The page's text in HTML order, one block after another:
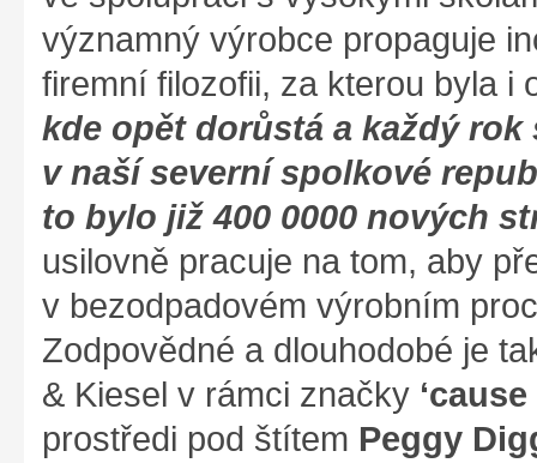
významný výrobce propaguje
firemní filozofii, za kterou byla i
kde opět dorůstá a každý
v naší severní spolkové
to bylo již 400 0000 nových
usilovně pracuje na tom, aby
v bezodpadovém výrobním
Zodpovědné a dlouhodobé je
& Kiesel v rámci značky ‘cause
prostředi pod štítem Peggy